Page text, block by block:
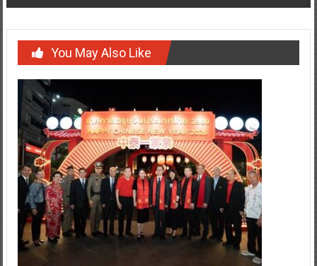
You May Also Like